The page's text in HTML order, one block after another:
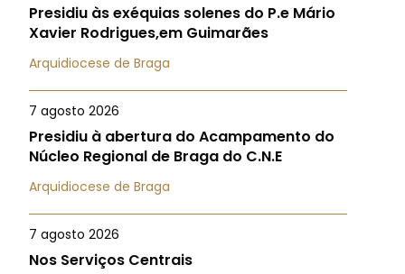
Presidiu às exéquias solenes do P.e Mário
Xavier Rodrigues,em Guimarães
Arquidiocese de Braga
7 agosto 2026
Presidiu à abertura do Acampamento do
Núcleo Regional de Braga do C.N.E
Arquidiocese de Braga
7 agosto 2026
Nos Serviços Centrais